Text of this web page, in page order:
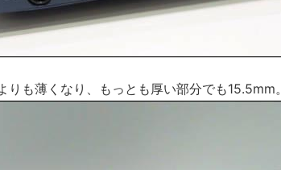
りも薄くなり、もっとも厚い部分でも15.5mm。